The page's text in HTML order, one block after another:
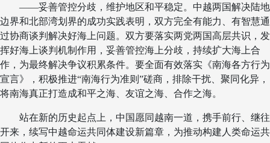
——妥善管控分歧，维护地区和平稳定。中越两国解决陆地
边界和北部湾划界的成功实践表明，双方完全有能力、有智慧通
过协商谈判解决好海上问题。双方要落实两党两国高层共识，发
挥好海上谈判机制作用，妥善管控海上分歧，持续扩大海上合
作，为最终解决争议积累条件。要全面有效落实《南海各方行为
宣言》，积极推进“南海行为准则”磋商，排除干扰、聚同化异，
将南海真正打造成和平之海、友谊之海、合作之海。
站在新的历史起点上，中国愿同越南一道，携手前行、继往
开来，续写中越命运共同体建设新篇章，为推动构建人类命运共